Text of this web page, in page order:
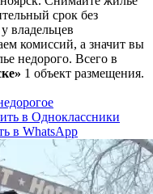
срок без
владельцев
комиссий, а значит вы
недорого. Всего в
1 объект размещения.